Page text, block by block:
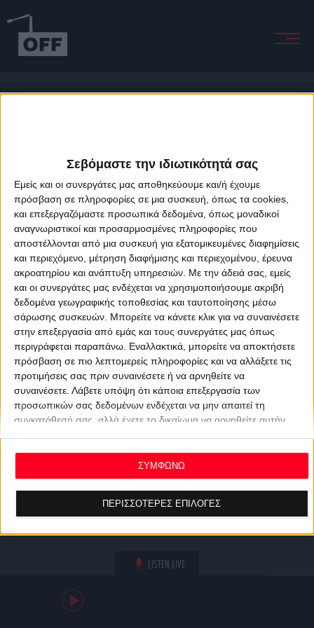
Σεβόμαστε την ιδιωτικότητά σας
Εμείς και οι συνεργάτες μας αποθηκεύουμε και/ή έχουμε
πρόσβαση σε πληροφορίες σε μια συσκευή, όπως τα cookies,
και επεξεργαζόμαστε προσωπικά δεδομένα, όπως μοναδικοί
αναγνωριστικοί και προσαρμοσμένες πληροφορίες που
αποστέλλονται από μια συσκευή για εξατομικευμένες διαφημίσεις
και περιεχόμενο, μέτρηση διαφήμισης και περιεχομένου, έρευνα
ακροατηρίου και ανάπτυξη υπηρεσιών. Με την άδειά σας, εμείς
και οι συνεργάτες μας ενδέχεται να χρησιμοποιήσουμε ακριβή
δεδομένα γεωγραφικής τοποθεσίας και ταυτοποίησης μέσω
σάρωσης συσκευών. Μπορείτε να κάνετε κλικ για να συναινέσετε
στην επεξεργασία από εμάς και τους συνεργάτες μας όπως
περιγράφεται παραπάνω. Εναλλακτικά, μπορείτε να αποκτήσετε
πρόσβαση σε πιο λεπτομερείς πληροφορίες και να αλλάξετε τις
προτιμήσεις σας πριν συναινέσετε ή να αρνηθείτε να
συναινέσετε. Λάβετε υπόψη ότι κάποια επεξεργασία των
προσωπικών σας δεδομένων ενδέχεται να μην απαιτεί τη
συγκατάθεσή σας, αλλά έχετε το δικαίωμα να αρνηθείτε αυτήν
ανακαλέσετε τη συγκατάθεσή σας ανά πάσα στιγμή
επιστρέφοντας σε αυτόν τον ιστότοπο και κάνοντας κλικ στο
κουμπί "Απορρήτου" στο κάτω μέρος της ιστοσελίδας.
ΠΕΡΙΣΣΟΤΕΡΕΣ ΕΠΙΛΟΓΕΣ
ΣΥΜΦΩΝΩ
LISTEN LIVE
About Offradio Business Class Terms & Conditions
Privacy Policy
Designed & developed byporcupine colors&Fotis Alexandrou